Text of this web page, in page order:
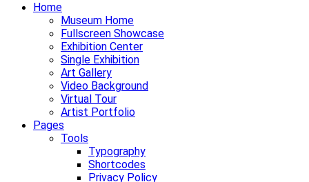
Home
Museum Home
Fullscreen Showcase
Exhibition Center
Single Exhibition
Art Gallery
Video Background
Virtual Tour
Artist Portfolio
Pages
Tools
Typography
Shortcodes
Privacy Policy